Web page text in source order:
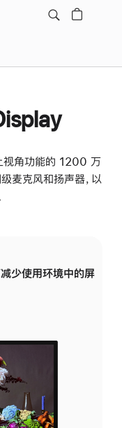
视角功能的 1200 万
麦克风和扬声器，以
少使用环境中的屏